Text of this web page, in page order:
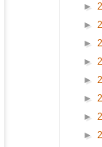
►
►
►
►
►
►
►
►